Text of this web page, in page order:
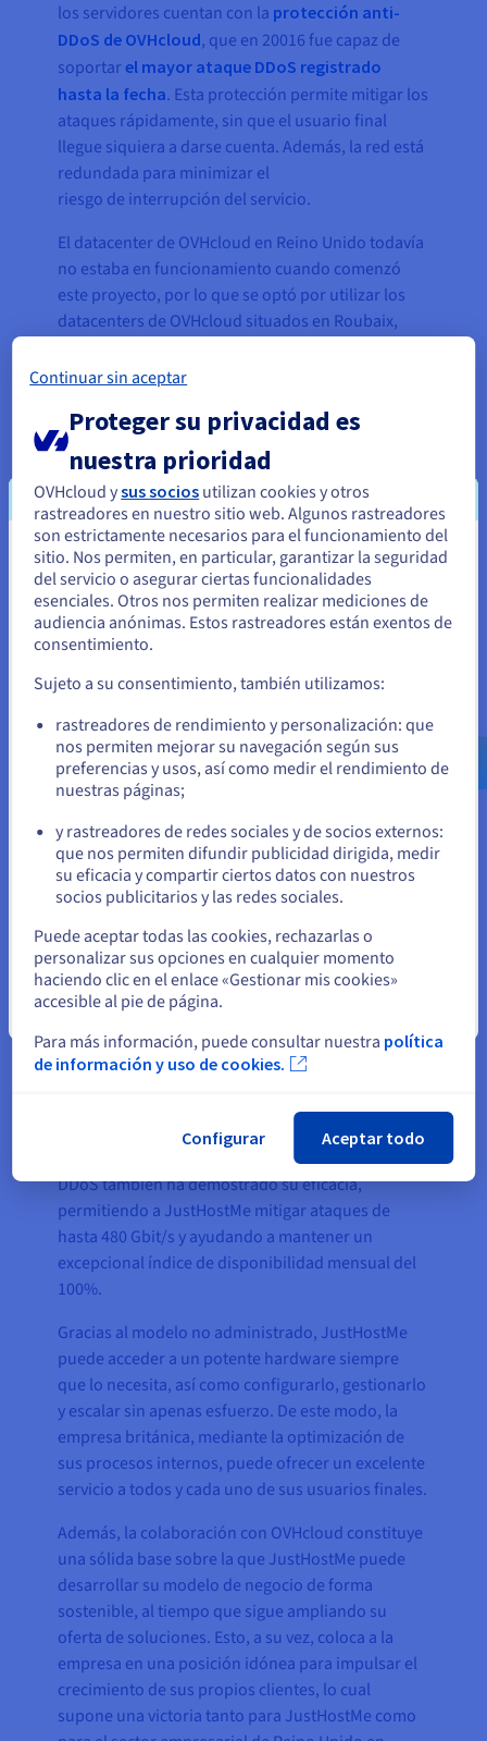
los servidores cuentan con la protección anti-
DDoS de OVHcloud, que en 20016 fue capaz de
soportarel mayor ataque DDoS registrado
hasta la fecha. Esta protección permite mitigar los
ataques rápidamente, sin que el usuario final
llegue siquiera a darse cuenta. Además, la red está
redundada para minimizar el
riesgo de interrupción del servicio.
El datacenter de OVHcloud en Reino Unido todavía
no estaba en funcionamiento cuando comenzó
este proyecto, por lo que se optó por utilizar los
datacenters de OVHcloud situados en Roubaix,
necesarios ya estaban disponibles. En 2017, en
se creó e implementó un plan de migración. Y,
aunque JustHostMe ostenta orgulloso su título de
proveedor británico de servicios de hosting, la
mundial de datacenters de OVHcloudle ha
proporcionado más flexibilidad para alojar
los datos de sus clientes en el extranjero cuando
es necesario.
Pero la relación entre las dos empresas no se
limita a la provisión del hardware: JustHostMe fue
uno de los primeros participantes en elprograma
disfrutar de diversos descuentos, así como de un
servicio de asesoramiento y orientación de la
mano de los expertos de OVHcloud.
El resultado
La disponibilidad inmediata de estos excelentes
servidores alojados en Reino Unido ha supuesto
un gran impulso para la propuesta única de valor
enormemente la consiguiente mejora del
rendimiento y el SEO. La nueva infraestructura ha
permitido, entre otras cosas, que los usuarios
finales disfruten de un tiempo medio de respuesta
inferior a 90 milisegundos. La protección anti-
DDoS también ha demostrado su eficacia,
permitiendo a JustHostMe mitigar ataques de
hasta 480 Gbit/s y ayudando a mantener un
excepcional índice de disponibilidad mensual del
100%.
Gracias al modelo no administrado, JustHostMe
puede acceder a un potente hardware siempre
que lo necesita, así como configurarlo, gestionarlo
y escalar sin apenas esfuerzo. De este modo, la
empresa británica, mediante la optimización de
sus procesos internos, puede ofrecer un excelente
servicio a todos y cada uno de sus usuarios finales.
Además, la colaboración con OVHcloud constituye
una sólida base sobre la que JustHostMe puede
desarrollar su modelo de negocio de forma
sostenible, al tiempo que sigue ampliando su
oferta de soluciones. Esto, a su vez, coloca a la
empresa en una posición idónea para impulsar el
crecimiento de sus propios clientes, lo cual
supone una victoria tanto para JustHostMe como
Parece que está ubicado en Estados
Unidos
Si quiere hacer un pedido desde Estados Unidos, deberá buscar
el sitio web adecuado y crear una cuenta.
us.ovhcloud.com/
Inglés USD - $
Permanezca en el sitio web actual
Continuar sin aceptar
Proteger su privacidad es
nuestra prioridad
OVHcloud ysus socios utilizan cookies y otros
rastreadores en nuestro sitio web. Algunos rastreadores
son estrictamente necesarios para el funcionamiento del
sitio. Nos permiten, en particular, garantizar la seguridad
del servicio o asegurar ciertas funcionalidades
esenciales. Otros nos permiten realizar mediciones de
audiencia anónimas. Estos rastreadores están exentos de
consentimiento.
Sujeto a su consentimiento, también utilizamos:
rastreadores de rendimiento y personalización: que
nos permiten mejorar su navegación según sus
preferencias y usos, así como medir el rendimiento de
nuestras páginas;
y rastreadores de redes sociales y de socios externos:
que nos permiten difundir publicidad dirigida, medir
su eficacia y compartir ciertos datos con nuestros
socios publicitarios y las redes sociales.
Puede aceptar todas las cookies, rechazarlas o
personalizar sus opciones en cualquier momento
haciendo clic en el enlace «Gestionar mis cookies»
accesible al pie de página.
Para más información, puede consultar nuestra política
de información y uso de cookies.
Configurar Aceptar todo